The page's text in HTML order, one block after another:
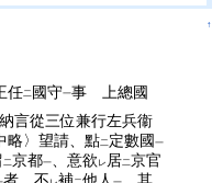
↑
任二國守一事 上總國
言從三位兼行左兵衞
〉望請、點二 定數國一
二京都一 、意欲 レ 居二京官
者、不 補 他人
、其